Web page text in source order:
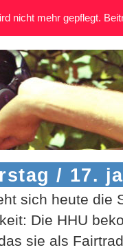
/ 17.
sich heute die
Die HHU
sie als
nicht mehr gepflegt.